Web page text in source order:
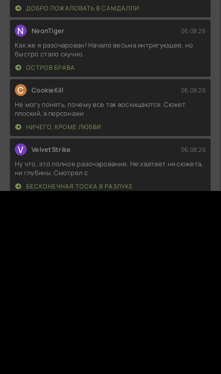
ДОБРО ПОЖАЛОВАТЬ В САМДАЛЛИ
N NeonTiger 06.08.26
Как же я разочарован! Начало весьма интригующее, но
быстро стало скучно.
ОСТРОВ БРАВА
C CookieKill 06.08.26
Не могу понять, почему все так восхищаются. Сюжет
плоский, а персонажи
НИЧЕГО, КРОМЕ ЛЮБВИ
V VelvetStrike 06.08.26
Ну что, это полное разочарование. Не хватает ни сюжета,
ни глубины. Смотрел с
БЕСКОНЕЧНАЯ ТОСКА В РАЗЛУКЕ